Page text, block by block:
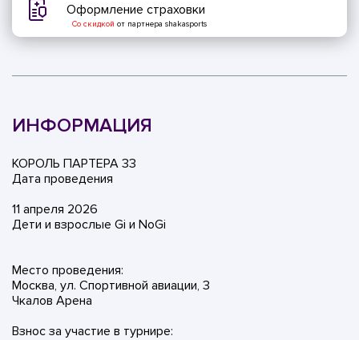
Оформление страховки
Со скидкой от партнера shakasports
ИНФОРМАЦИЯ
КОРОЛЬ ПАРТЕРА 33
Дата проведения
11 апреля 2026
Дети и взрослые Gi и NoGi
Место проведения:
Москва, ул. Спортивной авиации, 3
Чкалов Арена
Взнос за участие в турнире: